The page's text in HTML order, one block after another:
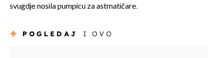
svugdje nosila pumpicu za astmatičare.
POGLEDAJ I OVO